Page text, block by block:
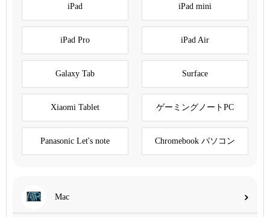
iPad iPad mini
iPad Pro iPad Air
Galaxy Tab Surface
Xiaomi Tablet ゲーミングノートPC
Panasonic Let's note Chromebook パソコン
Mac